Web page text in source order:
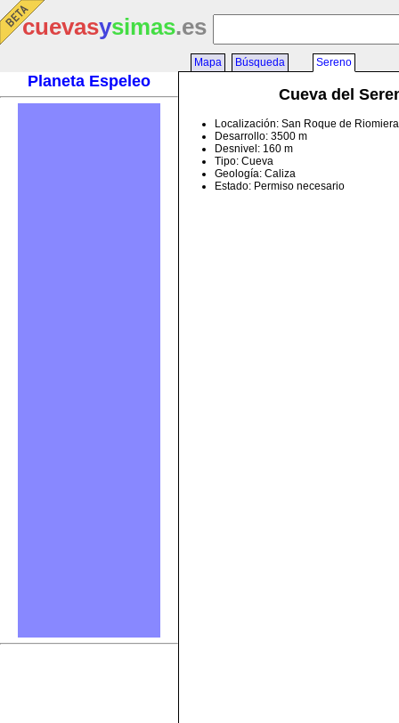
cuevasysimas.es
Planeta Espeleo
Mapa Búsqueda Sereno
Cueva del
Localización: San Roque de
Desarrollo: 3500 m
Desnivel: 160 m
Tipo: Cueva
Geología: Caliza
Estado: Permiso necesario